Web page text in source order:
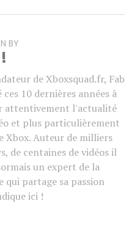
BY
de Xboxsquad.fr, Fab
ces 10 dernières années à
attentivement l'actualité
et plus particulièrement
Xbox. Auteur de milliers
de centaines de vidéos il
un expert de la
qui partage sa passion
ici !